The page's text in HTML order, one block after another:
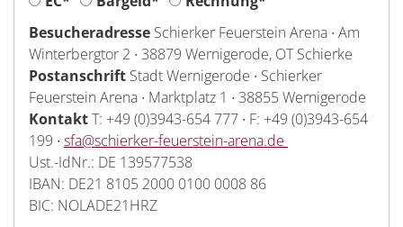
Besucheradresse Schierker Feuerstein Arena ∙ Am
Winterbergtor 2 ∙ 38879 Wernigerode, OT Schierke
Postanschrift Stadt Wernigerode ∙ Schierker
Feuerstein Arena ∙ Marktplatz 1 ∙ 38855 Wernigerode
KontaktT: +49 (0)3943-654 777 ∙ F: +49 (0)3943-654
199 ∙ sfa@schierker-feuerstein-arena.de
Ust.-IdNr.: DE 139577538
IBAN: DE21 8105 2000 0100 0008 86
BIC: NOLADE21HRZ